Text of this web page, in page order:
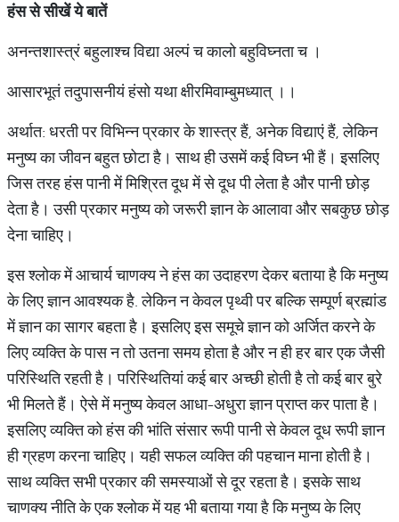
हंस से सीखें ये बातें
अनन्तशास्त्रं बहुलाश्च विद्या अल्पं च कालो बहुविघ्नता च ।
आसारभूतं तदुपासनीयं हंसो यथा क्षीरमिवाम्बुमध्यात् ।।
अर्थात: धरती पर विभिन्न प्रकार के शास्त्र हैं, अनेक विद्याएं हैं, लेकिन
मनुष्य का जीवन बहुत छोटा है। साथ ही उसमें कई विघ्न भी हैं। इसलिए
जिस तरह हंस पानी में मिश्रित दूध में से दूध पी लेता है और पानी छोड़
देता है। उसी प्रकार मनुष्य को जरूरी ज्ञान के आलावा और सबकुछ छोड़
देना चाहिए।
इस श्लोक में आचार्य चाणक्य ने हंस का उदाहरण देकर बताया है कि मनुष्य
के लिए ज्ञान आवश्यक है. लेकिन न केवल पृथ्वी पर बल्कि सम्पूर्ण ब्रह्मांड
में ज्ञान का सागर बहता है। इसलिए इस समूचे ज्ञान को अर्जित करने के
लिए व्यक्ति के पास न तो उतना समय होता है और न ही हर बार एक जैसी
परिस्थिति रहती है। परिस्थितियां कई बार अच्छी होती है तो कई बार बुरे
भी मिलते हैं। ऐसे में मनुष्य केवल आधा-अधुरा ज्ञान प्राप्त कर पाता है।
इसलिए व्यक्ति को हंस की भांति संसार रूपी पानी से केवल दूध रूपी ज्ञान
ही ग्रहण करना चाहिए। यही सफल व्यक्ति की पहचान माना होती है।
साथ व्यक्ति सभी प्रकार की समस्याओं से दूर रहता है। इसके साथ
चाणक्य नीति के एक श्लोक में यह भी बताया गया है कि मनुष्य के लिए